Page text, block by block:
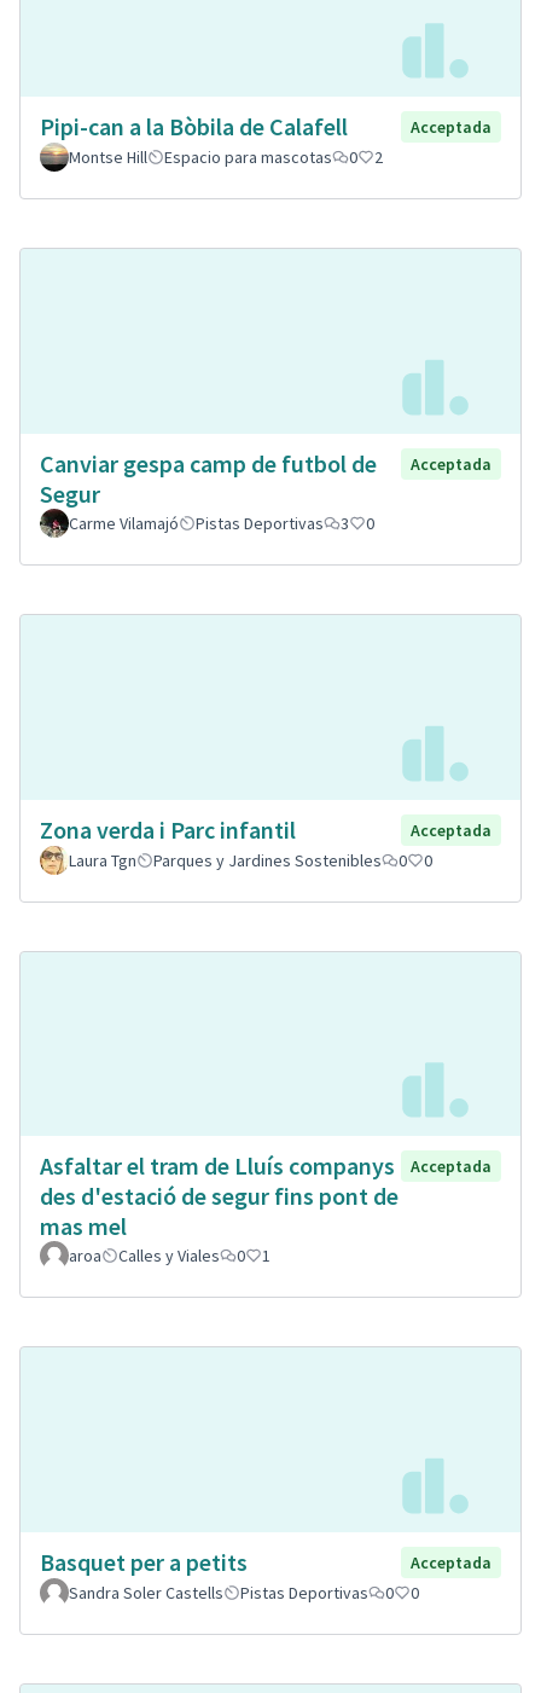
Pipi-can a la Bòbila de Calafell
Acceptada
Montse Hill
Espacio para mascotas 0 2
Canviar gespa camp de futbol de
Segur
Acceptada
Carme Vilamajó Pistas Deportivas 3 0
Zona verda i Parc infantil
Acceptada
Laura Tgn
Parques y Jardines Sostenibles 0 0
Asfaltar el tram de Lluís companys
des d'estació de segur fins pont de
mas mel
Acceptada
aroa Calles y Viales 0 1
Basquet per a petits
Acceptada
Sandra Soler Castells
Pistas Deportivas 0 0